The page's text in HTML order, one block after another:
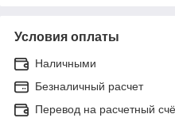
Условия оплаты
Наличными
Безналичный расчет
Перевод на расчетный